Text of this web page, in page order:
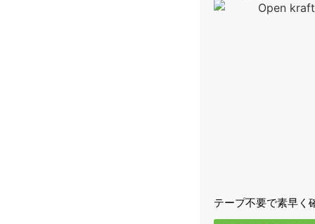
テープ不要で素早く